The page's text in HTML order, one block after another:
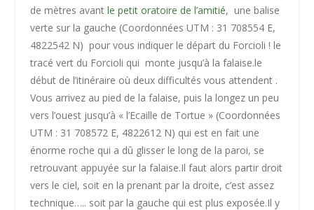
de mètres avant le petit oratoire de l’amitié, une balise
verte sur la gauche (Coordonnées UTM : 31 708554 E,
4822542 N) pour vous indiquer le départ du Forcioli ! le
tracé vert du Forcioli qui monte jusqu’à la falaise.le
début de l’itinéraire où deux difficultés vous attendent.
Vous arrivez au pied de la falaise, puis la longez un peu
vers l’ouest jusqu’à « l’Ecaille de Tortue » (Coordonnées
UTM : 31 708572 E, 4822612 N) qui est en fait une
énorme roche qui a dû glisser le long de la paroi, se
retrouvant appuyée sur la falaise.Il faut alors partir droit
vers le ciel, soit en la prenant par la droite, c’est assez
technique….. soit par la gauche qui est plus exposée.Il y